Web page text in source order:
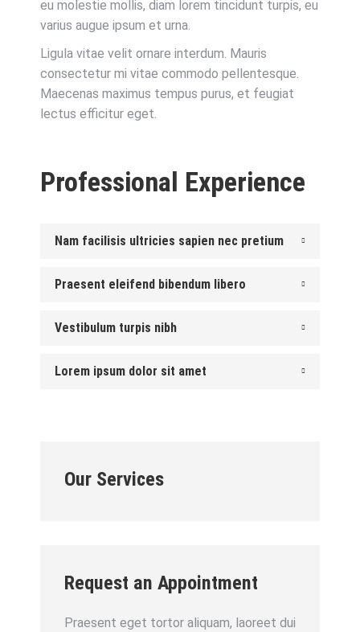
eu molestie mollis, diam lorem tincidunt turpis, eu
varius augue ipsum et urna.
Ligula vitae velit ornare interdum. Mauris
consectetur mi vitae commodo pellentesque.
Maecenas maximus tempus purus, et feugiat
lectus efficitur eget.
Professional Experience
Nam facilisis ultricies sapien nec pretium
Praesent eleifend bibendum libero
Vestibulum turpis nibh
Lorem ipsum dolor sit amet
Our Services
Request an Appointment
Praesent eget tortor aliquam, laoreet dui